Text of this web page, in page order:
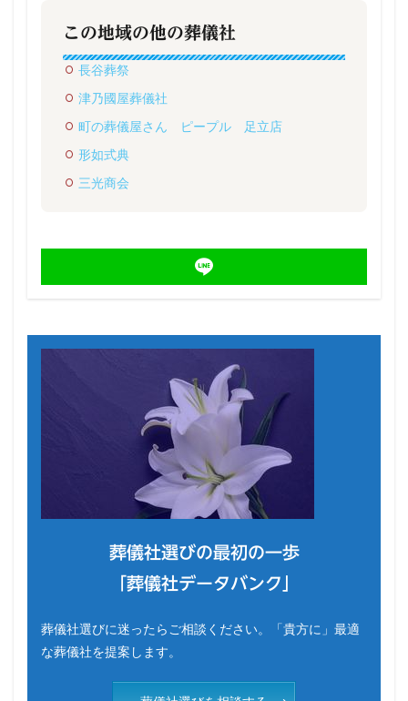
この地域の他の葬儀社
長谷葬祭
津乃國屋葬儀社
町の葬儀屋さん ピープル 足立店
形如式典
三光商会
葬儀社選びの最初の一歩
「葬儀社データバンク」
葬儀社選びに迷ったらご相談ください。「貴方に」最適
な葬儀社を提案します。